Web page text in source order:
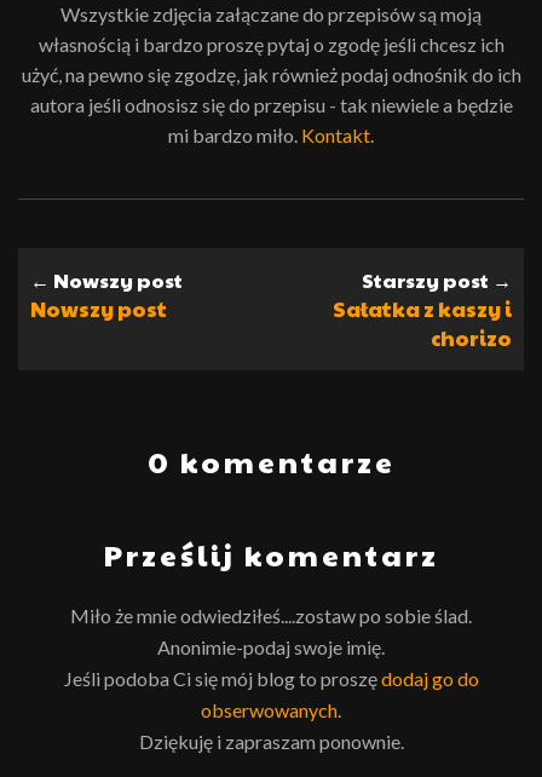
Wszystkie zdjęcia załączane do przepisów są moją
własnością i bardzo proszę pytaj o zgodę jeśli chcesz ich
użyć, na pewno się zgodzę, jak również podaj odnośnik do ich
autora jeśli odnosisz się do przepisu - tak niewiele a będzie
mi bardzo miło. Kontakt
← Nowszy post
Nowszy post
Starszy post →
Sałatka z kaszy i
chorizo
0 komentarze
Prześlij komentarz
Miło że mnie odwiedziłeś....zostaw po sobie ślad.
Anonimie-podaj swoje imię.
Jeśli podoba Ci się mój blog to proszędodaj go do
obserwowanych
Dziękuję i zapraszam ponownie.